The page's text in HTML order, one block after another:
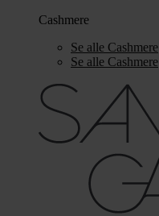
Cashmere
Se alle Cashmere
Se alle Cashmere